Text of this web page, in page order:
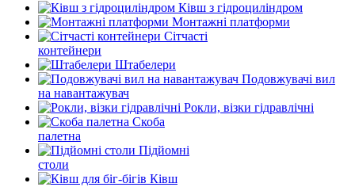
Ківш з гідроциліндром
Монтажні платформи
Сітчасті
контейнери
Штабелери
Подовжувачі вил
на навантажувач
Рокли, візки гідравлічні
Скоба
палетна
Підйомні
столи
Ківш